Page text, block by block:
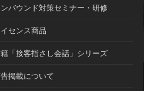
バウンド対策セミナー・研修
センス商品
「接客指さし会話」シリーズ
掲載について